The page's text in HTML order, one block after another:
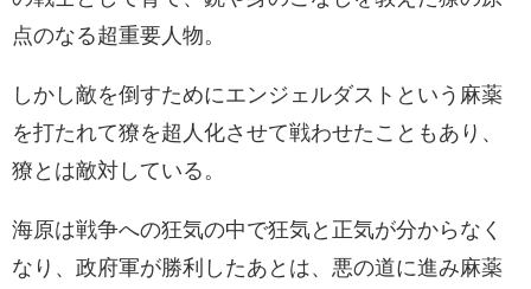
点のなる超重要人物。
しかし敵を倒すためにエンジェルダストという麻薬
を打たれて獠を超人化させて戦わせたこともあり、
獠とは敵対している。
海原は戦争への狂気の中で狂気と正気が分からなく
なり、政府軍が勝利したあとは、悪の道に進み麻薬